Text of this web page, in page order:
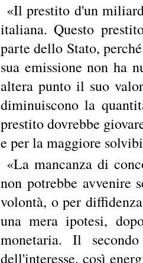
«Il prestito d'un
italiana. Questo
parte dello Stato,
sua emissione non ha
altera punto il suo
diminuiscono la
prestito dovrebbe
e per la maggiore
«La mancanza di
non potrebbe avvenire
volontà, o per
una mera ipotesi,
monetaria. Il
dell'interesse, così